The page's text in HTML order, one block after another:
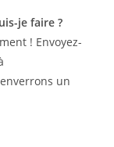
je faire ?
! Envoyez-
un